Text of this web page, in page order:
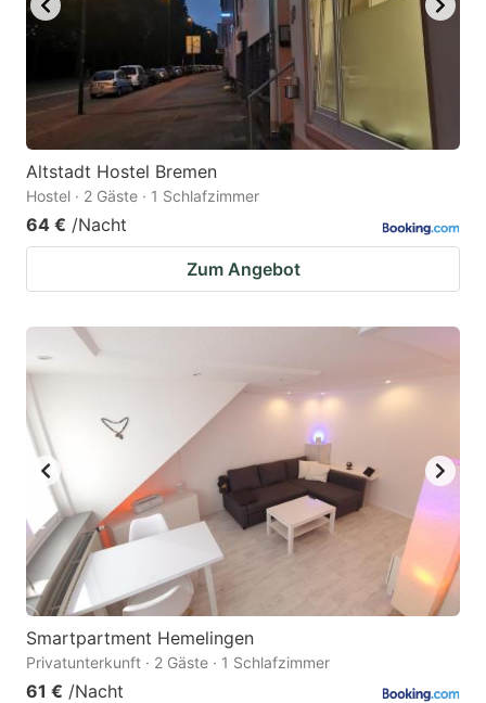
Altstadt Hostel Bremen
Hostel · 2 Gäste · 1 Schlafzimmer
64 € /Nacht
Zum Angebot
Smartpartment Hemelingen
Privatunterkunft · 2 Gäste · 1 Schlafzimmer
61 € /Nacht